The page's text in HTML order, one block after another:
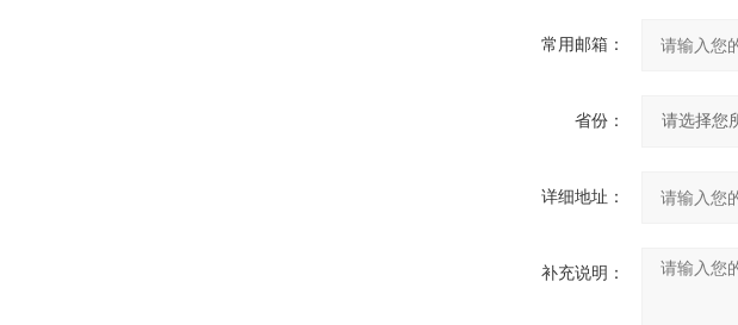
常用邮箱：
省份：
详细地址：
补充说明：